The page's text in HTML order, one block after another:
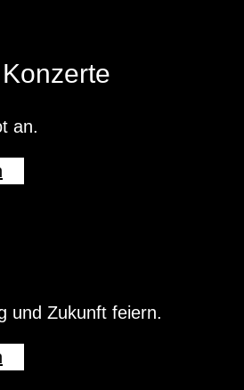
an.
und Zukunft feiern.